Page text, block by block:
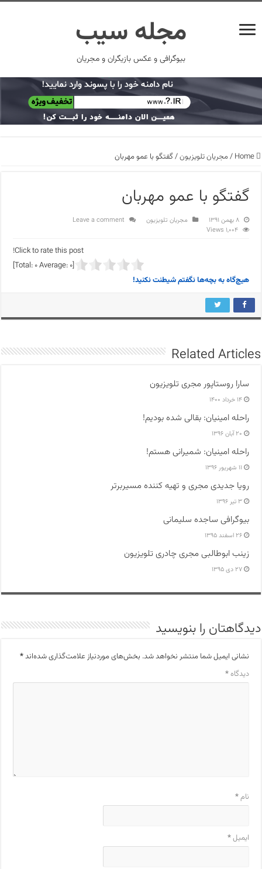
مجله سیب
بیوگرافی و عکس بازیگران و مجریان
Home
/مجریان تلویزیون/گفتگو با عمو مهربان
گفتگو با عمو مهربان
۸ بهمن ۱۳۹۱ مجریان تلویزیون
Leave a comment
1,004 Views
Click to rate this post!
[Total:
0Average: 0
]
هیچ‌گاه به بچه‌ها نگفتم شیطنت نکنید!
Related Articles
سارا روستاپور مجری تلویزیون
۱۴ خرداد ۱۴۰۰
راحله امینیان: بقالی شده بودیم!
۲۰ آبان ۱۳۹۶
راحله امینیان: شمیرانی هستم!
۱۱ شهریور ۱۳۹۶
رویا جدیدی مجری و تهیه کننده مسیربرتر
۳ تیر ۱۳۹۶
بیوگرافی ساجده سلیمانی
۲۶ اسفند ۱۳۹۵
زینب ابوطالبی مجری چادری تلویزیون
۲۷ دی ۱۳۹۵
دیدگاهتان را بنویسید
نشانی ایمیل شما منتشر نخواهد شد. بخش‌های موردنیاز علامت‌گذاری شده‌اند*
دیدگاه*
نام*
ایمیل*